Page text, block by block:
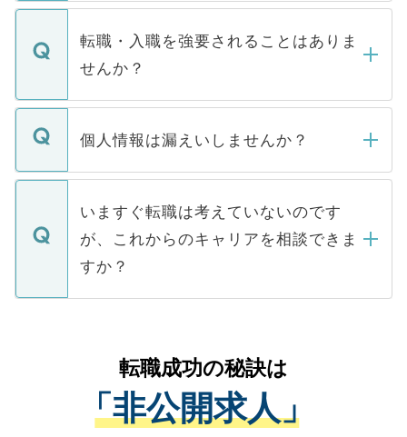
ます。通常、5営業日以内にはご連絡をせて
いただきますので、しばらくお待ちくださ
マイナビDOCTORで取り扱っている求人の
うち約3割は、Webサイトからご覧いただ
けない「非公開求人」です。非公開求人は
下記の理由によって、一般には公開してい
ません。
■応募殺到を避けるため 人気のある医療機
関を公にしてしまうと、応募が殺到する場
に、医療機関が求める条件に合った人材の
みを人材紹介会社に依頼するケースが増え
ています。
転職・入職を強要されることはありま
せんか？
転職・入職を強要することは一切ありませ
ん。また、仮に応募先から内定をいただい
定を承諾する必要はありません。内定先へ
の辞退の連絡はキャリアパートナーが行い
個人情報は漏えいしませんか？
個人情報が漏えいすることはありませんの
で、ご安心ください。当サイトからの登録
などで収集したご登録者様の個人情報は、
ご本人のキャリアアップおよび転職活動の
支援を目的に使用いたします。お預かりし
ているすべての個人データはご本人の許可
は、個人情報の取り扱いについての厳密な
管理基準を満たした事業者のみに付与され
る、プライバシーマークを取得済みです。
いますぐ転職は考えていないのです
が、これからのキャリアを相談できま
すか？
かがいして、現在の医療機関の状況や紹介
経験をまじえながら、適切なアドバイスを
させていただきます。すぐにご転職をされ
ない方には、長期的なサポートが可能です
転職成功の秘訣は
「非公開求人」